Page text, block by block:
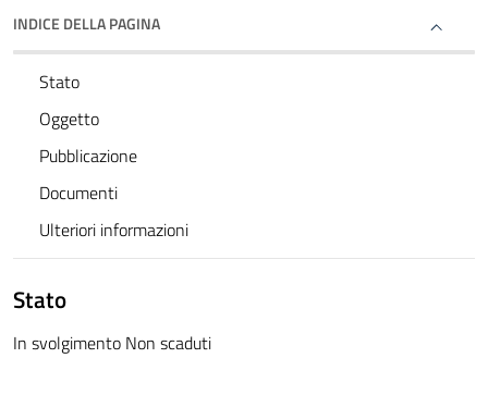
INDICE DELLA PAGINA
Stato
Oggetto
Pubblicazione
Documenti
Ulteriori informazioni
Stato
In svolgimento Non scaduti